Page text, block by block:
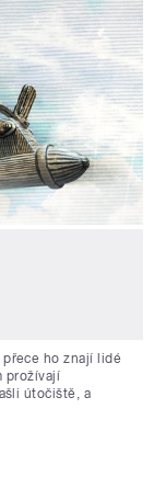
ho znají lidé
prožívají
útočiště, a